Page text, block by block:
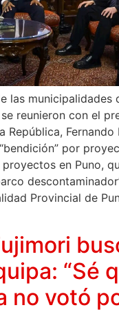
las municipalidades
reunieron con el
República,
por
proyectos en Puno,
Provincial de
“Sé
no votó